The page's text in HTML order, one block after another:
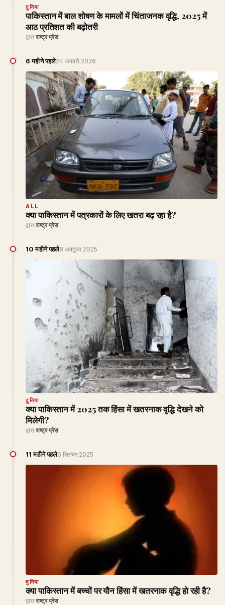
दुनिया
पाकिस्तान में बाल शोषण के मामलों में चिंताजनक वृद्धि, 2025 में
आठ प्रतिशत की बढ़ोतरी
द्वारा राष्ट्र प्रेस
6 महीने पहले24 जनवरी 2026
ALL
क्या पाकिस्तान में पत्रकारों के लिए खतरा बढ़ रहा है?
द्वारा राष्ट्र प्रेस
10 महीने पहले8 अक्टूबर 2025
दुनिया
क्या पाकिस्तान में 2025 तक हिंसा में खतरनाक वृद्धि देखने को
मिलेगी?
द्वारा राष्ट्र प्रेस
11 महीने पहले6 सितंबर 2025
दुनिया
क्या पाकिस्तान में बच्चों पर यौन हिंसा में खतरनाक वृद्धि हो रही है?
द्वारा राष्ट्र प्रेस